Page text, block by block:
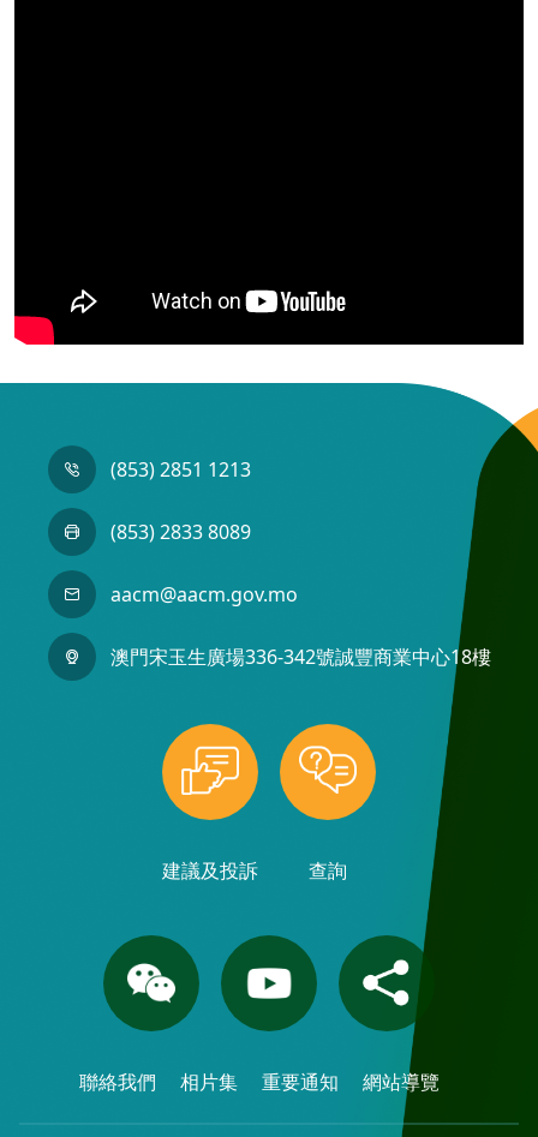
(853) 2851 1213
(853) 2833 8089
aacm@aacm.gov.mo
澳門宋玉生廣場336-342號誠豐商業中心18樓
建議及投訴 查詢
聯絡我們 相片集 重要通知 網站導覽